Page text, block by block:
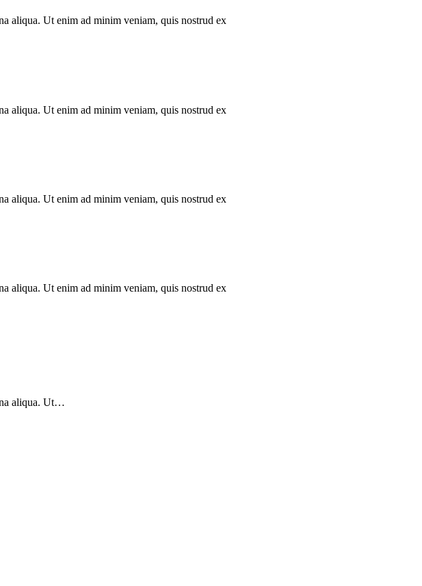
aliqua. Ut enim ad minim veniam, quis nostrud ex
aliqua. Ut enim ad minim veniam, quis nostrud ex
aliqua. Ut enim ad minim veniam, quis nostrud ex
aliqua. Ut enim ad minim veniam, quis nostrud ex
aliqua. Ut…